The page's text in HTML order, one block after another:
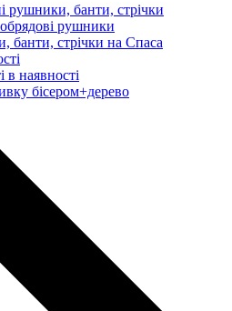
рушники, банти, стрічки
обрядові рушники
банти, стрічки на Спаса
в наявності
бісером+дерево